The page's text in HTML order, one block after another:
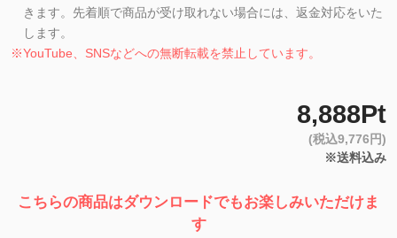
きます。先着順で商品が受け取れない場合には、返金対応をいた
します。
※YouTube、SNSなどへの無断転載を禁止しています。
8,888Pt
(税込9,776円)
※送料込み
こちらの商品はダウンロードでもお楽しみいただけま
す